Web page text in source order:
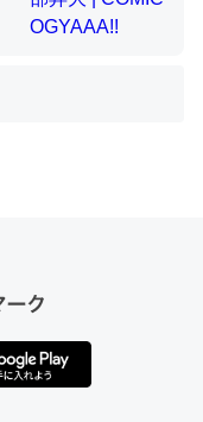
で親と会える残
るはず……
しか使わないので
：
2019/05/15/1805